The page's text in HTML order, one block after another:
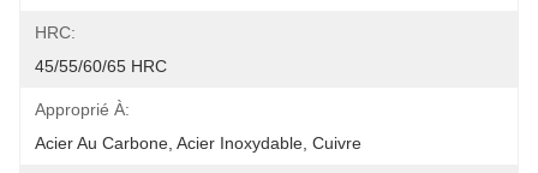
HRC:
45/55/60/65 HRC
Approprié À:
Acier Au Carbone, Acier Inoxydable, Cuivre